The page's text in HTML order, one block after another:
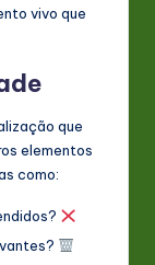
vivo que
que
elementos
como: